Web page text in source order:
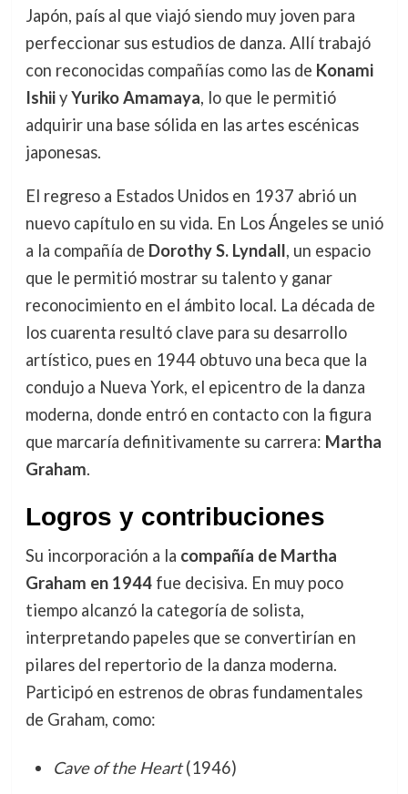
Japón, país al que viajó siendo muy joven para
perfeccionar sus estudios de danza. Allí trabajó
con reconocidas compañías como las de Konami
IshiiyYuriko Amamaya, lo que le permitió
adquirir una base sólida en las artes escénicas
japonesas.
El regreso a Estados Unidos en 1937 abrió un
nuevo capítulo en su vida. En Los Ángeles se unió
a la compañía de Dorothy S. Lyndall, un espacio
que le permitió mostrar su talento y ganar
reconocimiento en el ámbito local. La década de
los cuarenta resultó clave para su desarrollo
artístico, pues en 1944 obtuvo una beca que la
condujo a Nueva York, el epicentro de la danza
moderna, donde entró en contacto con la figura
que marcaría definitivamente su carrera: Martha
Graham.
Logros y contribuciones
Su incorporación a la compañía de Martha
Graham en 1944fue decisiva. En muy poco
tiempo alcanzó la categoría de solista,
interpretando papeles que se convertirían en
pilares del repertorio de la danza moderna.
Participó en estrenos de obras fundamentales
de Graham, como:
Cave of the Heart(1946)